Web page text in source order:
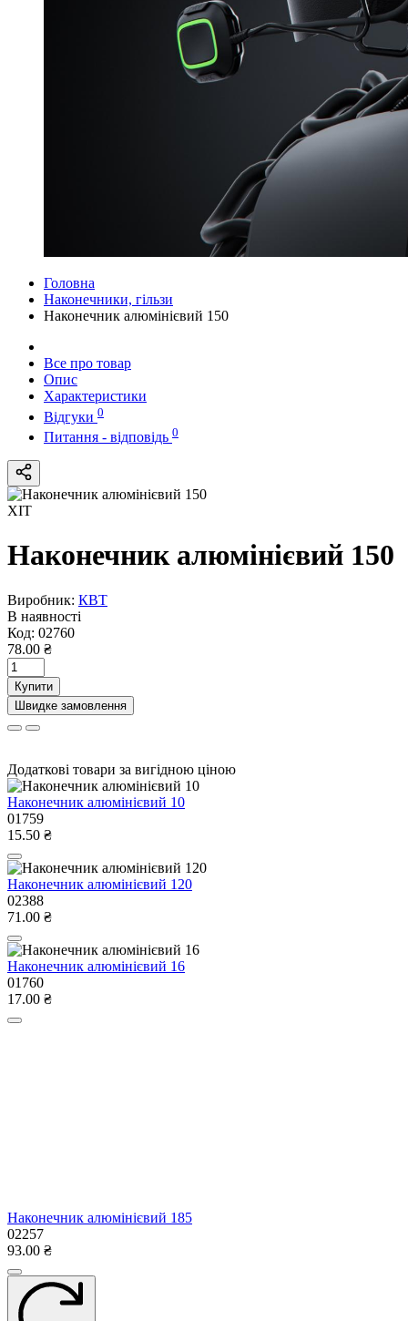
Головна
Наконечники, гільзи
Наконечник алюмінієвий 150
Все про товар
Опис
Характеристики
Відгуки 0
Питання - відповідь 0
ХІТ
Наконечник алюмінієвий 150
Виробник: КВТ
В наявності
Код: 02760
78.00 ₴
Купити
Швидке замовлення
Додаткові товари за вигідною ціною
Наконечник алюмінієвий 10
01759
15.50 ₴
Наконечник алюмінієвий 120
02388
71.00 ₴
Наконечник алюмінієвий 16
01760
17.00 ₴
Наконечник алюмінієвий 185
02257
93.00 ₴